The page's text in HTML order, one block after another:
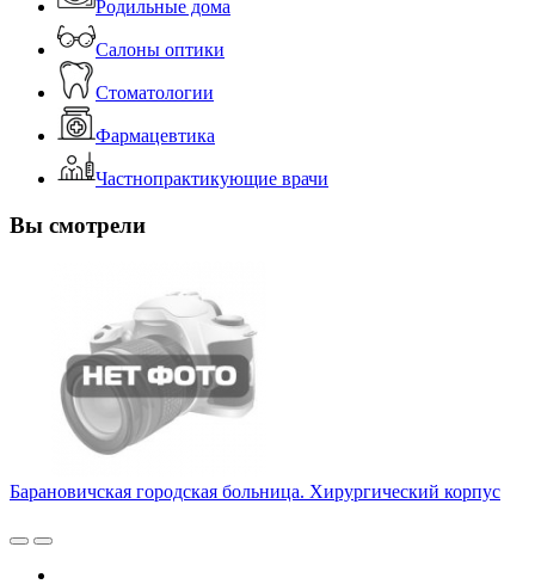
Родильные дома
Салоны оптики
Стоматологии
Фармацевтика
Частнопрактикующие врачи
Вы смотрели
Барановичская городская больница. Хирургический корпус